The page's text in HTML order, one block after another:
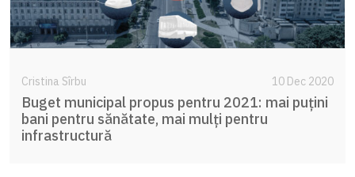
Cristina Sîrbu 10 Dec 2020
Buget municipal propus pentru 2021: mai puțini
bani pentru sănătate, mai mulți pentru
infrastructură